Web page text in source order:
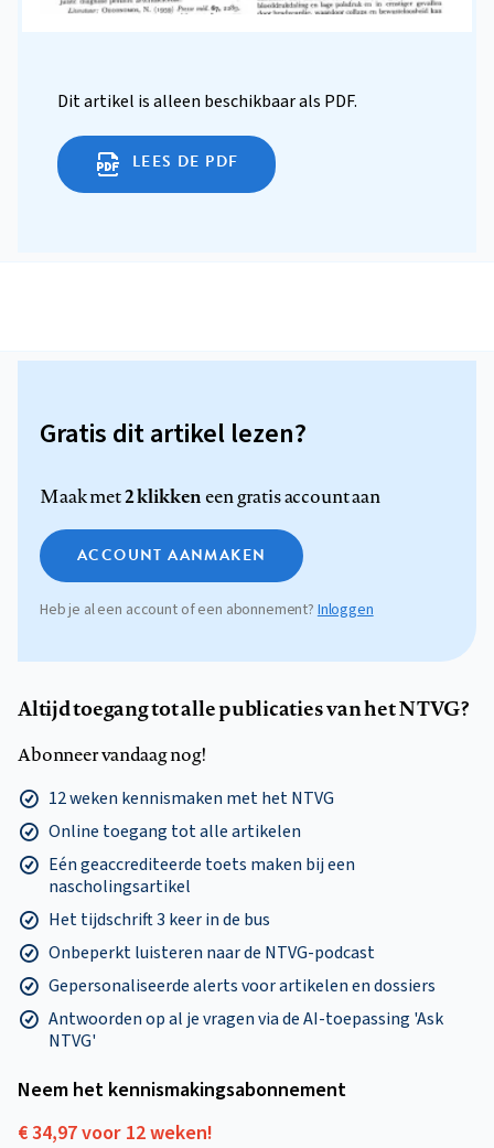
Dit artikel is alleen beschikbaar als PDF.
LEES DE PDF
Gratis dit artikel lezen?
Maak met2 klikkeneen gratis account aan
ACCOUNT AANMAKEN
Heb je al een account of een abonnement? Inloggen
Altijd toegang tot alle publicaties van het NTVG?
Abonneer vandaag nog!
12 weken kennismaken met het NTVG
Online toegang tot alle artikelen
Eén geaccrediteerde toets maken bij een
nascholingsartikel
Het tijdschrift 3 keer in de bus
Onbeperkt luisteren naar de NTVG-podcast
Gepersonaliseerde alerts voor artikelen en dossiers
Antwoorden op al je vragen via de AI-toepassing 'Ask
NTVG'
Neem het kennismakings­abonnement
€ 34,97 voor 12 weken!